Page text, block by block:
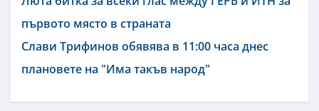
първото място в страната
Слави Трифинов обявява в 11:00 часа днес
плановете на "Има такъв народ"